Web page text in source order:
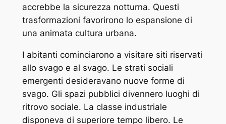
accrebbe la sicurezza notturna. Questi
trasformazioni favorirono lo espansione di
una animata cultura urbana.
I abitanti cominciarono a visitare siti riservati
allo svago e al svago. Le strati sociali
emergenti desideravano nuove forme di
svago. Gli spazi pubblici divennero luoghi di
ritrovo sociale. La classe industriale
disponeva di superiore tempo libero. Le